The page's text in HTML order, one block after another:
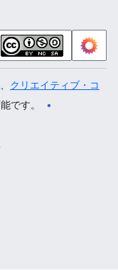
クリエイティブ・コ
です。